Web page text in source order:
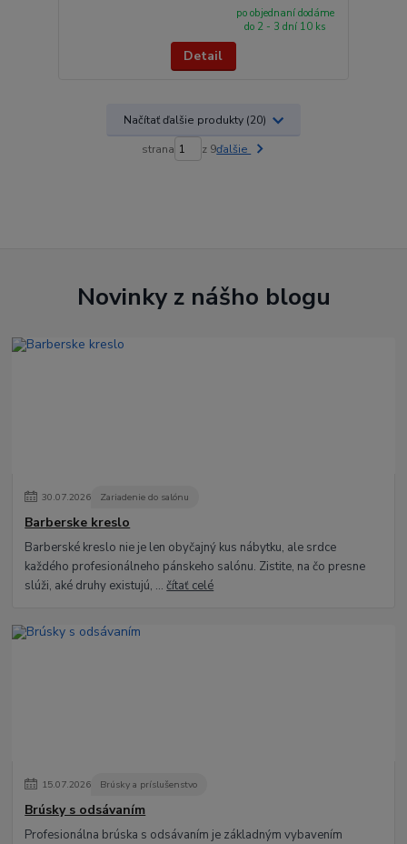
po objednaní dodáme
do 2 - 3 dní 10 ks
Detail
Načítať ďalšie produkty (20)
strana z 9ďalšie
Novinky z nášho blogu
30.07.2026 Zariadenie do salónu
Barberske kreslo
Barberské kreslo nie je len obyčajný kus nábytku, ale srdce
každého profesionálneho pánskeho salónu. Zistite, na čo presne
slúži, aké druhy existujú, ...čítať celé
15.07.2026 Brúsky a príslušenstvo
Brúsky s odsávaním
Profesionálna brúska s odsávaním je základným vybavením